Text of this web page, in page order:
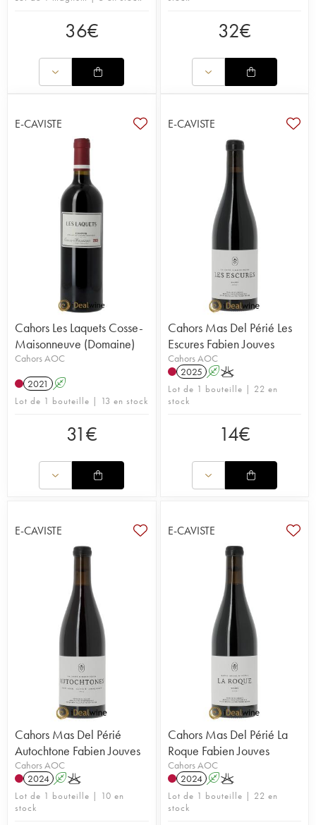
36€ 32€
E-CAVISTE
Cahors Les Laquets Cosse-
Maisonneuve (Domaine)
Cahors AOC
2021 A
Lot de 1 bouteille | 13 en stock
31€
E-CAVISTE
Cahors Mas Del Périé Les
Escures Fabien Jouves
Cahors AOC
2025 AK
Lot de 1 bouteille | 22 en
stock
14€
E-CAVISTE
Cahors Mas Del Périé
Autochtone Fabien Jouves
Cahors AOC
2024 AK
Lot de 1 bouteille | 10 en
stock
E-CAVISTE
Cahors Mas Del Périé La
Roque Fabien Jouves
Cahors AOC
2024 AK
Lot de 1 bouteille | 22 en
stock